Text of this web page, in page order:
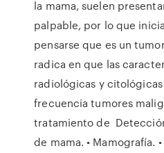
la mama, suelen
palpable, por lo que
pensarse que es un
radica en que las
radiológicas y
frecuencia tumores
tratamiento de
de mama. • Mamografía.